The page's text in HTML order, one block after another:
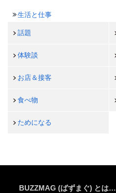
生活と仕事
話題
体験談
お店＆接客
食べ物
ためになる
BUZZMAG (ばずまぐ) とは…